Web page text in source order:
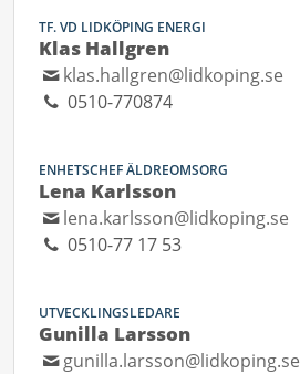
TF. VD LIDKÖPING ENERGI
Klas Hallgren
klas.hallgren@lidkoping.se
0510-770874
ENHETSCHEF ÄLDREOMSORG
Lena Karlsson
lena.karlsson@lidkoping.se
0510-77 17 53
UTVECKLINGSLEDARE
Gunilla Larsson
gunilla.larsson@lidkoping.se